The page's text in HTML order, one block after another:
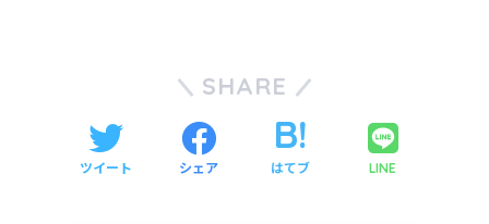
SHARE
ツイート シェア はてブ LINE